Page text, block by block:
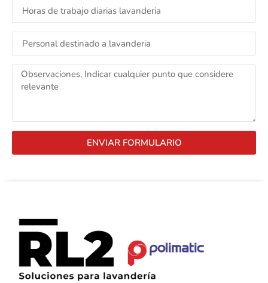
ENVIAR FORMULARIO